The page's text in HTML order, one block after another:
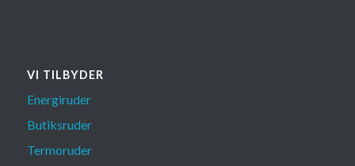
VI TILBYDER
Energiruder
Butiksruder
Termoruder